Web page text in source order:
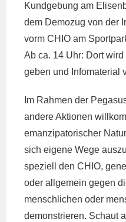
Kundgebung am
dem Demozug von der
vorm CHIO am
Ab ca. 14 Uhr: Dort
geben und Infomaterial
Im Rahmen der
andere Aktionen
emanzipatorischer
sich eigene Wege
speziell den CHIO,
oder allgemein gegen
menschlichen oder
demonstrieren. Schaut